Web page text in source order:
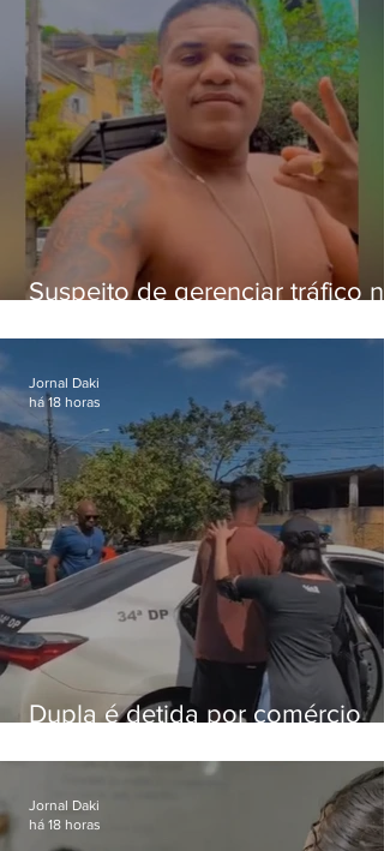
Suspeito de gerenciar tráfico na
foragido
Dupla é detida por comércio
Bangu
Jornal Daki
há 18 horas
Jornal Daki
há 18 horas